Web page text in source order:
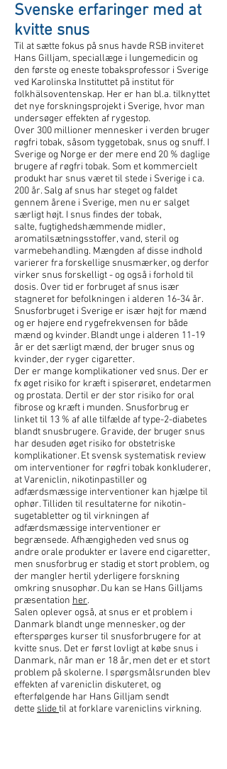
Svenske erfaringer med at
kvitte snus
Til at sætte fokus på snus havde RSB inviteret
Hans Gilljam, speciallæge i lungemedicin og
den første og eneste tobaksprofessor i Sverige
ved Karolinska Instituttet på institut för
folkhälsoventenskap. Her er han bl.a. tilknyttet
det nye forskningsprojekt i Sverige, hvor man
undersøger effekten af rygestop.
Over 300 millioner mennesker i verden bruger
røgfri tobak, såsom tyggetobak, snus og snuff. I
Sverige og Norge er der mere end 20 % daglige
brugere af røgfri tobak. Som et kommercielt
produkt har snus været til stede i Sverige i ca.
200 år. Salg af snus har steget og faldet
gennem årene i Sverige, men nu er salget
særligt højt. I snus findes der tobak,
salte, fugtighedshæmmende midler,
aromatilsætningsstoffer, vand, steril og
varmebehandling. Mængden af disse indhold
varierer fra forskellige snusmærker, og derfor
virker snus forskelligt - og også i forhold til
dosis. Over tid er forbruget af snus især
stagneret for befolkningen i alderen 16-34 år.
Snusforbruget i Sverige er især højt for mænd
og er højere end rygefrekvensen for både
mænd og kvinder. Blandt unge i alderen 11-19
år er det særligt mænd, der bruger snus og
kvinder, der ryger cigaretter.
Der er mange komplikationer ved snus. Der er
fx øget risiko for kræft i spiserøret, endetarmen
og prostata. Dertil er der stor risiko for oral
fibrose og kræft i munden. Snusforbrug er
linket til 13 % af alle tilfælde af type-2-diabetes
blandt snusbrugere. Gravide, der bruger snus
har desuden øget risiko for obstetriske
komplikationer. Et svensk systematisk review
om interventioner for røgfri tobak konkluderer,
at Vareniclin, nikotinpastiller og
adfærdsmæssige interventioner kan hjælpe til
ophør. Tilliden til resultaterne for nikotin-
sugetabletter og til virkningen af
adfærdsmæssige interventioner er
begrænsede. Afhængigheden ved snus og
andre orale produkter er lavere end cigaretter,
men snusforbrug er stadig et stort problem, og
der mangler hertil yderligere forskning
omkring snusophør. Du kan se Hans Gilljams
præsentation her.
Salen oplever også, at snus er et problem i
Danmark blandt unge mennesker, og der
efterspørges kurser til snusforbrugere for at
kvitte snus. Det er først lovligt at købe snus i
Danmark, når man er 18 år, men det er et stort
problem på skolerne. I spørgsmålsrunden blev
effekten af vareniclin diskuteret, og
efterfølgende har Hans Gilljam sendt
dette slidetil at forklare vareniclins virkning.